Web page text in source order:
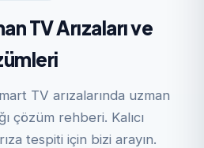
TV Arızaları ve
TV arızalarında uzman
çözüm rehberi. Kalıcı
tespiti için bizi arayın.